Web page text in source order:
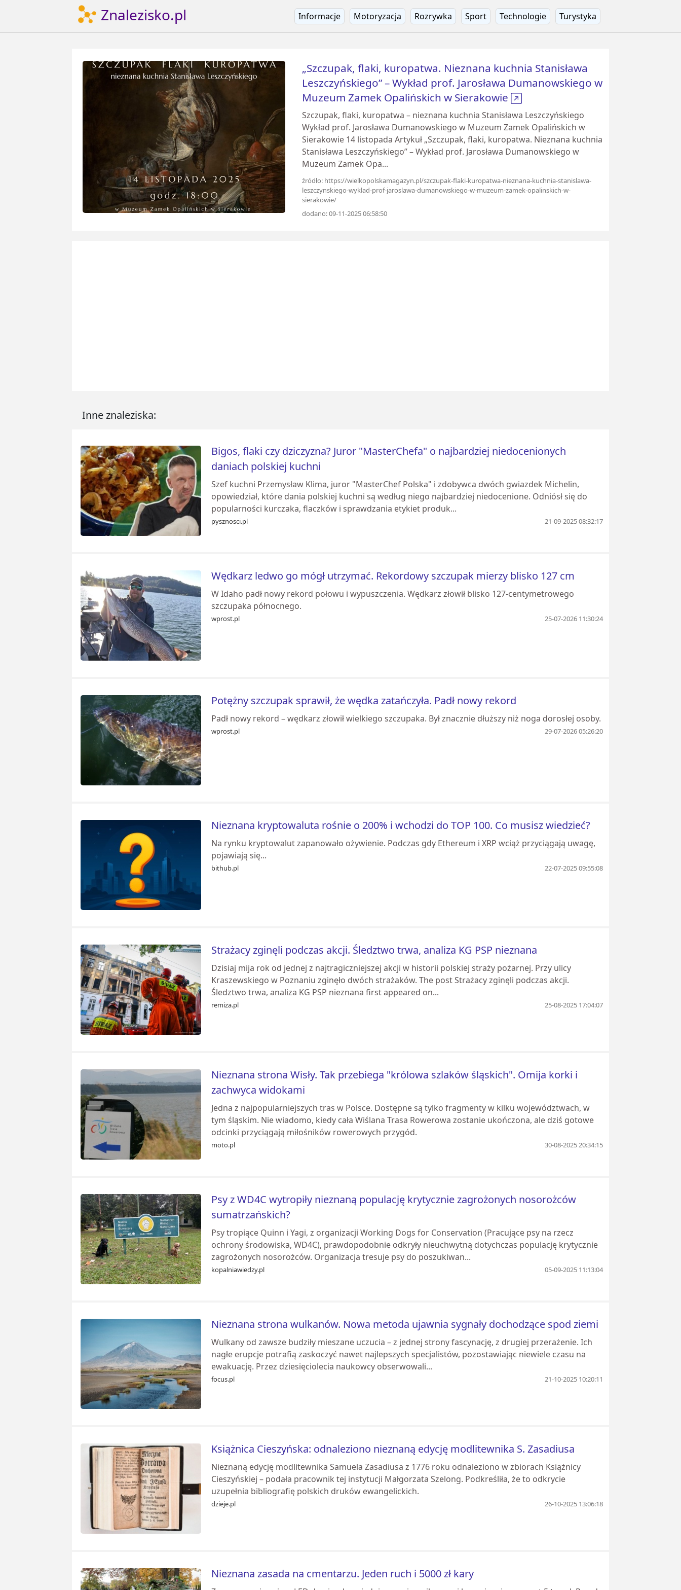
Znalezisko.pl Informacje Motoryzacja Rozrywka Sport Technologie Turystyka
„Szczupak, flaki, kuropatwa. Nieznana kuchnia Stanisława
Leszczyńskiego” – Wykład prof. Jarosława Dumanowskiego w
Muzeum Zamek Opalińskich w Sierakowie
Szczupak, flaki, kuropatwa – nieznana kuchnia Stanisława Leszczyńskiego
Wykład prof. Jarosława Dumanowskiego w Muzeum Zamek Opalińskich w
Sierakowie 14 listopada Artykuł „Szczupak, flaki, kuropatwa. Nieznana kuchnia
Stanisława Leszczyńskiego” – Wykład prof. Jarosława Dumanowskiego w
Muzeum Zamek Opa...
źródło: https://wielkopolskamagazyn.pl/szczupak-flaki-kuropatwa-nieznana-kuchnia-stanislawa-
leszczynskiego-wyklad-prof-jaroslawa-dumanowskiego-w-muzeum-zamek-opalinskich-w-
sierakowie/
dodano: 09-11-2025 06:58:50
Inne znaleziska:
Bigos, flaki czy dziczyzna? Juror "MasterChefa" o najbardziej niedocenionych
daniach polskiej kuchni
Szef kuchni Przemysław Klima, juror "MasterChef Polska" i zdobywca dwóch gwiazdek Michelin,
opowiedział, które dania polskiej kuchni są według niego najbardziej niedocenione. Odniósł się do
popularności kurczaka, flaczków i sprawdzania etykiet produk...
pysznosci.pl 21-09-2025 08:32:17
Wędkarz ledwo go mógł utrzymać. Rekordowy szczupak mierzy blisko 127 cm
W Idaho padł nowy rekord połowu i wypuszczenia. Wędkarz złowił blisko 127-centymetrowego
szczupaka północnego.
wprost.pl 25-07-2026 11:30:24
Potężny szczupak sprawił, że wędka zatańczyła. Padł nowy rekord
Padł nowy rekord – wędkarz złowił wielkiego szczupaka. Był znacznie dłuższy niż noga dorosłej osoby.
wprost.pl 29-07-2026 05:26:20
Nieznana kryptowaluta rośnie o 200% i wchodzi do TOP 100. Co musisz wiedzieć?
Na rynku kryptowalut zapanowało ożywienie. Podczas gdy Ethereum i XRP wciąż przyciągają uwagę,
pojawiają się...
bithub.pl 22-07-2025 09:55:08
Strażacy zginęli podczas akcji. Śledztwo trwa, analiza KG PSP nieznana
Dzisiaj mija rok od jednej z najtragiczniejszej akcji w historii polskiej straży pożarnej. Przy ulicy
Kraszewskiego w Poznaniu zginęło dwóch strażaków. The post Strażacy zginęli podczas akcji.
Śledztwo trwa, analiza KG PSP nieznana first appeared on...
remiza.pl 25-08-2025 17:04:07
Nieznana strona Wisły. Tak przebiega "królowa szlaków śląskich". Omija korki i
zachwyca widokami
Jedna z najpopularniejszych tras w Polsce. Dostępne są tylko fragmenty w kilku województwach, w
tym śląskim. Nie wiadomo, kiedy cała Wiślana Trasa Rowerowa zostanie ukończona, ale dziś gotowe
odcinki przyciągają miłośników rowerowych przygód.
moto.pl 30-08-2025 20:34:15
Psy z WD4C wytropiły nieznaną populację krytycznie zagrożonych nosorożców
sumatrzańskich?
Psy tropiące Quinn i Yagi, z organizacji Working Dogs for Conservation (Pracujące psy na rzecz
ochrony środowiska, WD4C), prawdopodobnie odkryły nieuchwytną dotychczas populację krytycznie
zagrożonych nosorożców. Organizacja tresuje psy do poszukiwan...
kopalniawiedzy.pl 05-09-2025 11:13:04
Nieznana strona wulkanów. Nowa metoda ujawnia sygnały dochodzące spod ziemi
Wulkany od zawsze budziły mieszane uczucia – z jednej strony fascynację, z drugiej przerażenie. Ich
nagłe erupcje potrafią zaskoczyć nawet najlepszych specjalistów, pozostawiając niewiele czasu na
ewakuację. Przez dziesięciolecia naukowcy obserwowali...
focus.pl 21-10-2025 10:20:11
Książnica Cieszyńska: odnaleziono nieznaną edycję modlitewnika S. Zasadiusa
Nieznaną edycję modlitewnika Samuela Zasadiusa z 1776 roku odnaleziono w zbiorach Książnicy
Cieszyńskiej – podała pracownik tej instytucji Małgorzata Szelong. Podkreśliła, że to odkrycie
uzupełnia bibliografię polskich druków ewangelickich.
dzieje.pl 26-10-2025 13:06:18
Nieznana zasada na cmentarzu. Jeden ruch i 5000 zł kary